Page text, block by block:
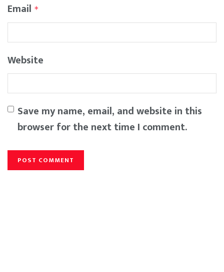
Email *
Website
Save my name, email, and website in this
browser for the next time I comment.